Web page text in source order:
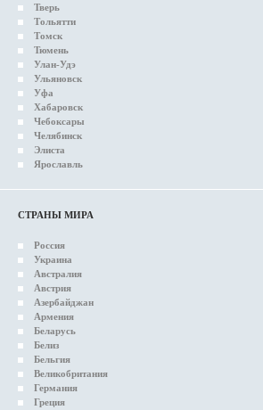
Тверь
Тольятти
Томск
Тюмень
Улан-Удэ
Ульяновск
Уфа
Хабаровск
Чебоксары
Челябинск
Элиста
Ярославль
СТРАНЫ МИРА
Россия
Украина
Австралия
Австрия
Азербайджан
Армения
Беларусь
Белиз
Бельгия
Великобритания
Германия
Греция